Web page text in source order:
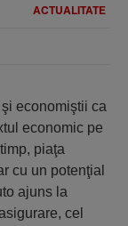
ACTUALITATE
economiştii ca
economic pe
piaţa
cu un potenţial
ajuns la
cel